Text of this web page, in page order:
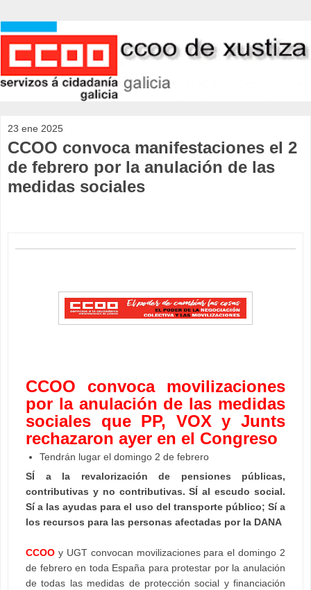
23 ene 2025
CCOO convoca manifestaciones el 2
de febrero por la anulación de las
medidas sociales
CCOO convoca movilizaciones
por la anulación de las medidas
sociales que PP, VOX y Junts
rechazaron ayer en el Congreso
Tendrán lugar el domingo 2 de febrero
SÍ a la revalorización de pensiones públicas,
contributivas y no contributivas. SÍ al escudo social.
Sí a las ayudas para el uso del transporte público; Sí a
los recursos para las personas afectadas por la DANA
CCOO y UGT convocan movilizaciones para el domingo 2
de febrero en toda España para protestar por la anulación
de todas las medidas de protección social y financiación